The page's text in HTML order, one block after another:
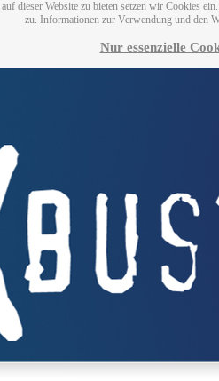
dieser Website zu bieten setzen wir Cookies
zu. Informationen zur Verwendung und den
Nur essenzielle